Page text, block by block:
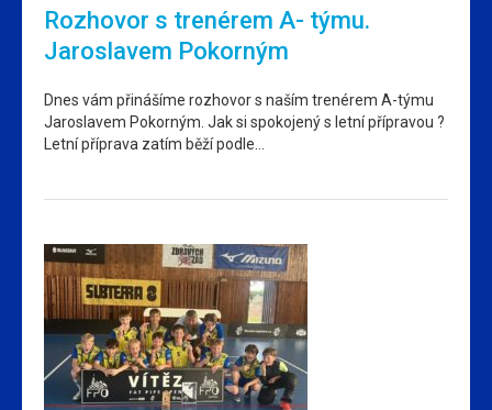
Rozhovor s trenérem A- týmu.
Jaroslavem Pokorným
Dnes vám přinášíme rozhovor s naším trenérem A-týmu
Jaroslavem Pokorným. Jak si spokojený s letní přípravou ?
Letní příprava zatím běží podle…